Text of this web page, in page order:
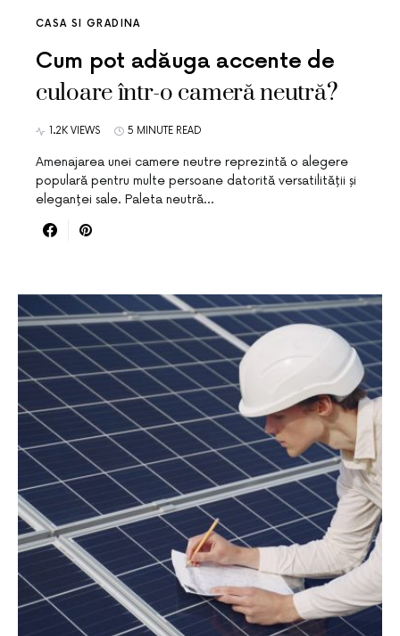
CASA SI GRADINA
Cum pot adăuga accente de
culoare într-o cameră neutră?
1.2K VIEWS 5 MINUTE READ
Amenajarea unei camere neutre reprezintă o alegere
populară pentru multe persoane datorită versatilității și
eleganței sale. Paleta neutră…